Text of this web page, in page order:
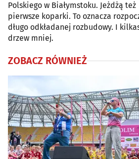
Polskiego w Białymstoku. Jeżdżą też
pierwsze koparki. To oznacza
długo odkładanej rozbudowy. I
drzew mniej.
ZOBACZ RÓWNIEŻ